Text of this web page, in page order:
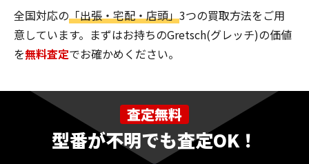
全国対応の「出張・宅配・店頭」3つの買取方法をご用
意しています。まずはお持ちのGretsch(グレッチ)の価値
を無料査定でお確かめください。
査定無料
型番が不明でも査定OK！